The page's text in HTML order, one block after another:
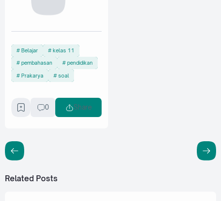
Belajar kelas 11
pembahasan pendidikan
Prakarya soal
0 Share
Related Posts